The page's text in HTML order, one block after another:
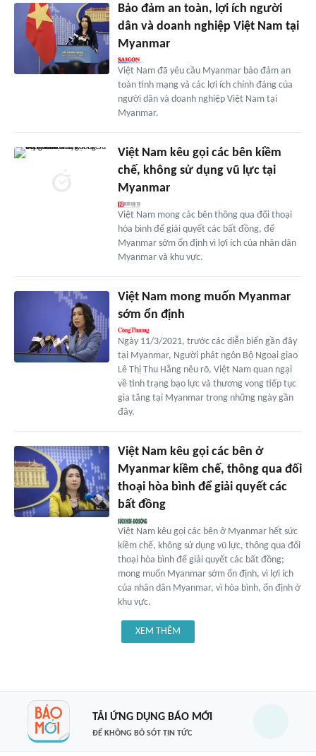
Bảo đảm an toàn, lợi ích người
dân và doanh nghiệp Việt Nam tại
Myanmar
Việt Nam đã yêu cầu Myanmar bảo đảm an
toàn tính mạng và các lợi ích chính đáng của
người dân và doanh nghiệp Việt Nam tại
Myanmar.
Việt Nam kêu gọi các bên kiềm
chế, không sử dụng vũ lực tại
Myanmar
Việt Nam mong các bên thông qua đối thoại
hòa bình để giải quyết các bất đồng, để
Myanmar sớm ổn định vì lợi ích của nhân dân
Myanmar và khu vực.
Việt Nam mong muốn Myanmar
sớm ổn định
Ngày 11/3/2021, trước các diễn biến gần đây
tại Myanmar, Người phát ngôn Bộ Ngoại giao
Lê Thị Thu Hằng nêu rõ, Việt Nam quan ngại
về tình trạng bạo lực và thương vong tiếp tục
gia tăng tại Myanmar trong những ngày gần
đây.
Việt Nam kêu gọi các bên ở
Myanmar kiềm chế, thông qua đối
thoại hòa bình để giải quyết các
bất đồng
Việt Nam kêu gọi các bên ở Myanmar hết sức
kiềm chế, không sử dụng vũ lực, thông qua đối
thoại hòa bình để giải quyết các bất đồng;
mong muốn Myanmar sớm ổn định, vì lợi ích
của nhân dân Myanmar, vì hòa bình, ổn định ở
khu vực.
XEM THÊM
TẢI ỨNG DỤNG BÁO MỚI
ĐỂ KHÔNG BỎ SÓT TIN TỨC